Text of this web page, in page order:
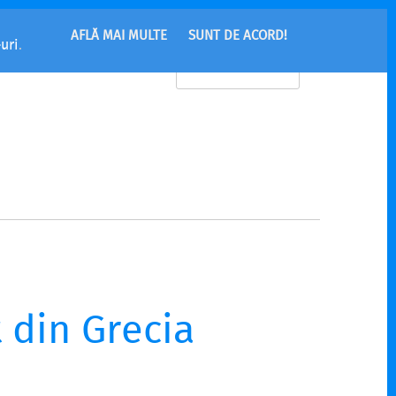
. AFLĂ MAI MULTE SUNT DE ACORD!
Grecia